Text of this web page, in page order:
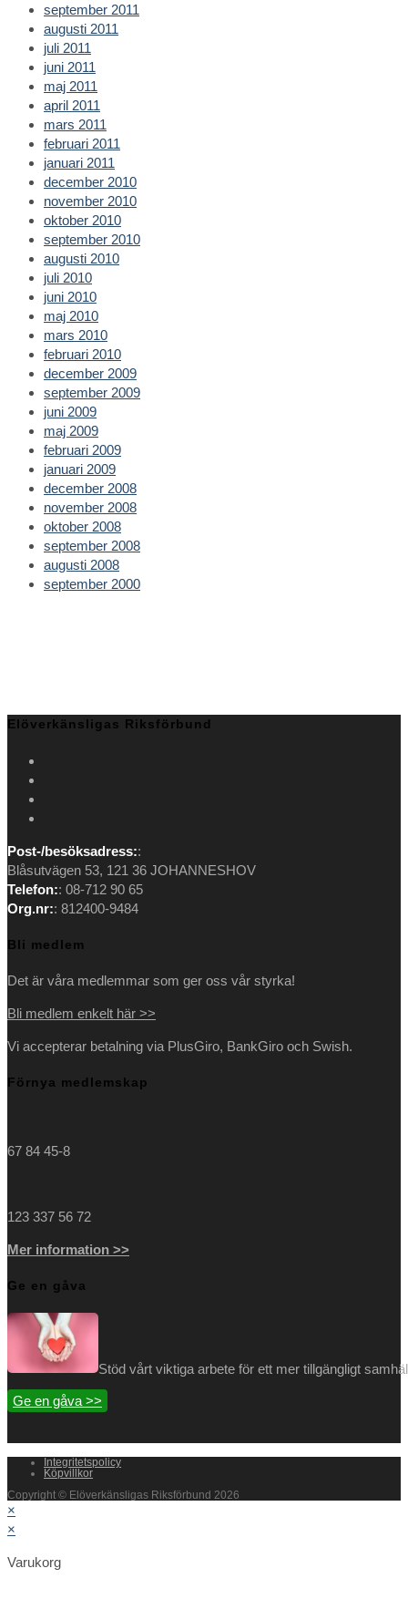
september 2011
augusti 2011
juli 2011
juni 2011
maj 2011
april 2011
mars 2011
februari 2011
januari 2011
december 2010
november 2010
oktober 2010
september 2010
augusti 2010
juli 2010
juni 2010
maj 2010
mars 2010
februari 2010
december 2009
september 2009
juni 2009
maj 2009
februari 2009
januari 2009
december 2008
november 2008
oktober 2008
september 2008
augusti 2008
september 2000
Elöverkänsligas Riksförbund
tab
new
tab
a
new
tab
Post-/besöksadress::
Blåsutvägen 53, 121 36 JOHANNESHOV
Telefon:: 08-712 90 65
Org.nr:: 812400-9484
Bli medlem
Det är våra medlemmar som ger oss vår styrka!
Bli medlem enkelt här >>
Vi accepterar betalning via PlusGiro, BankGiro och Swish.
Förnya medlemskap
67 84 45-8
123 337 56 72
Mer information >>
Ge en gåva
Stöd vårt viktiga arbete för ett mer tillgängligt
Ge en gåva >>
Integritetspolicy
Köpvillkor
Copyright © Elöverkänsligas Riksförbund 2026
×
×
Varukorg